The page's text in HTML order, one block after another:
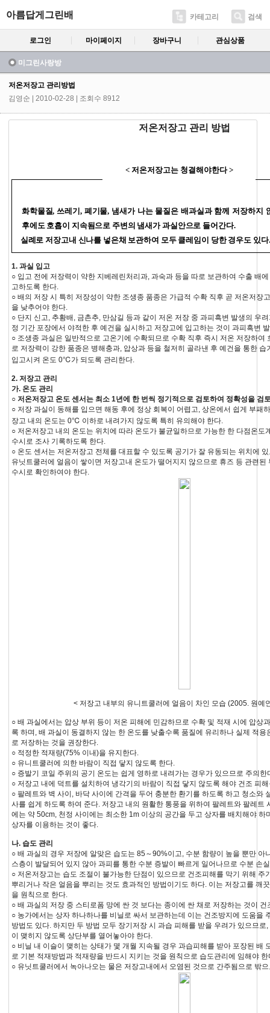
아름답게그린배 카테고리 검색
로그인 마이페이지 장바구니 관심상품
미그린사랑방
저온저장고 관리방법
김영순 | 2010-02-28 | 조회수 8912
저온저장고 관리 방법
< 저온저장고는 청결해야한다 >
화학물질, 쓰레기, 폐기물, 냄새가 나는 물질은 배과실과 함께 저장하지
후에도 호흡이 지속됨으로 주변의 냄새가 과실안으로 들어간다.
실례로 저장고내 신나를 넣은채 보관하여 모두 클레임이 당한 경우도 있다.
1. 과실 입고
○ 입고 전에 저장력이 약한 지베레린처리과, 과숙과 등을 따로 보관하여 수출 배
고하도록 한다.
○ 배의 저장 시 특히 저장성이 약한 조생종 품종은 가급적 수확 직후 곧 저온저장
을 낮추어야 한다.
○ 단지 신고, 추황배, 금촌추, 만삼길 등과 같이 저온 저장 중 과피흑변 발생의 우
정 기간 포장에서 야적한 후 예건을 실시하고 저장고에 입고하는 것이 과피흑변
○ 조생종 과실은 일반적으로 고온기에 수확되므로 수확 직후 즉시 저온 저장하여
로 저장력이 강한 품종은 병해충과, 압상과 등을 철저히 골라낸 후 예건을 통한
입고시켜 온도 0℃가 되도록 관리한다.
2. 저장고 관리
가. 온도 관리
○ 저온저장고 온도 센서는 최소 1년에 한 번씩 정기적으로 검토하여 정확성을 검
○ 저장 과실이 동해를 입으면 해동 후에 정상 회복이 어렵고, 상온에서 쉽게 부패
장고 내의 온도는 0℃ 이하로 내려가지 않도록 특히 유의해야 한다.
○ 저온저장고 내의 온도는 위치에 따라 온도가 불균일하므로 가능한 한 다점온도
수시로 조사 기록하도록 한다.
○ 온도 센서는 저온저장고 전체를 대표할 수 있도록 공기가 잘 유동되는 위치에
유닛트쿨러에 얼음이 쌓이면 저장고내 온도가 떨어지지 않으므로 휴즈 등 관련된
수시로 확인하여야 한다.
< 저장고 내부의 유니트쿨러에 얼음이 차인 모습 (2005. 원예
○ 배 과실에서는 압상 부위 등이 저온 피해에 민감하므로 수확 및 적재 시에 압상
록 하며, 배 과실이 동결하지 않는 한 온도를 낮출수록 품질에 유리하나 실제 적용
로 저장하는 것을 권장한다.
○ 적정한 적재량(75% 이내)을 유지한다.
○ 유니트쿨러에 의한 바람이 직접 닿지 않도록 한다.
○ 증발기 코일 주위의 공기 온도는 쉽게 영하로 내려가는 경우가 있으므로 주의한
○ 저장고 내에 덕트를 설치하여 냉각기의 바람이 직접 닿지 않도록 해야 건조 피
○ 팔레트와 벽 사이, 바닥 사이에 간격을 두어 충분한 환기를 하도록 하고 청소와
사를 쉽게 하도록 하여 준다. 저장고 내의 원활한 통풍을 위하여 팔레트와 팔레트
에는 약 50cm, 천정 사이에는 최소한 1m 이상의 공간을 두고 상자를 배치해야 하
상자를 이용하는 것이 좋다.
나. 습도 관리
○ 배 과실의 경우 저장에 알맞은 습도는 85～90%이고, 수분 함량이 높을 뿐만 아
스층이 발달되어 있지 않아 과피를 통한 수분 증발이 빠르게 일어나므로 수분 손
○ 저온저장고는 습도 조절이 불가능한 단점이 있으므로 건조피해를 막기 위해 주
뿌리거나 작은 얼음을 뿌리는 것도 효과적인 방법이기도 하다. 이는 저장고를 깨
을 원칙으로 한다.
○ 배 과실의 저장 중 스티로폼 망에 싼 것 보다는 종이에 싼 채로 저장하는 것이
○ 농가에서는 상자 하나하나를 비닐로 싸서 보관하는데 이는 건조방지에 도움을
방법도 있다. 하지만 두 방법 모두 장기저장 시 과습 피해를 받을 우려가 있으므로
이 맺히지 않도록 상단부를 열어놓아야 한다.
○ 비닐 내 이슬이 맺히는 상태가 몇 개월 지속될 경우 과습피해를 받아 포장된 배
로 기본 적재방법과 적재량을 반드시 지키는 것을 원칙으로 습도관리에 임해야 한
○ 유닛트쿨러에서 녹아나오는 물은 저장고내에서 오염된 것으로 간주됨으로 밖